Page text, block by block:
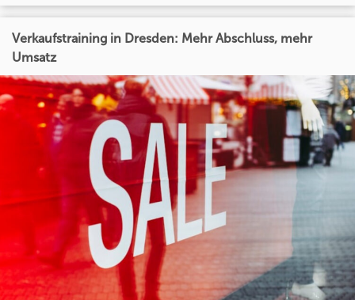
Verkaufstraining in Dresden: Mehr Abschluss, mehr
Umsatz